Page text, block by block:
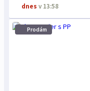
dnes v 13:58
Prodám